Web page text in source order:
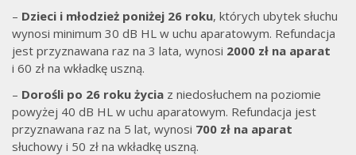
– Dzieci i młodzież poniżej 26 roku, których ubytek słuchu
wynosi minimum 30 dB HL w uchu aparatowym. Refundacja
jest przyznawana raz na 3 lata, wynosi 2000 zł na aparat
i 60 zł na wkładkę uszną.
– Dorośli po 26 roku życia z niedosłuchem na poziomie
powyżej 40 dB HL w uchu aparatowym. Refundacja jest
przyznawana raz na 5 lat, wynosi 700 zł na aparat
słuchowy i 50 zł na wkładkę uszną.